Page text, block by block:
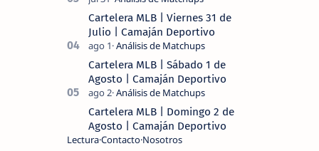
Cartelera MLB | Viernes 31 de
Julio | Camaján Deportivo
Cartelera MLB | Sábado 1 de
Agosto | Camaján Deportivo
Cartelera MLB | Domingo 2 de
Agosto | Camaján Deportivo
LecturaContacto Nosotros